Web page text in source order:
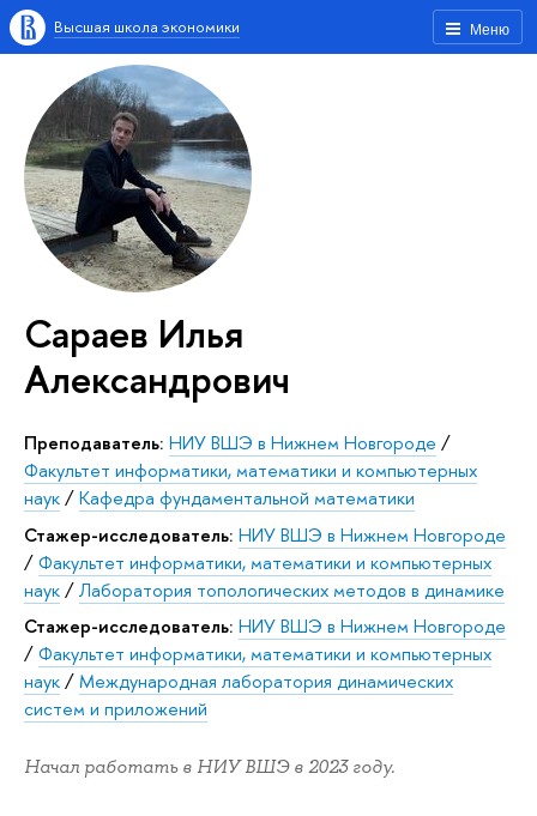
Меню
Высшая школа экономики
Сараев Илья
Александрович
Преподаватель: НИУ ВШЭ в Нижнем Новгороде /
Факультет информатики, математики и компьютерных
наук/Кафедра фундаментальной математики
Стажер-исследователь: НИУ ВШЭ в Нижнем Новгороде
/Факультет информатики, математики и компьютерных
наук/Лаборатория топологических методов в динамике
Стажер-исследователь: НИУ ВШЭ в Нижнем Новгороде
/Факультет информатики, математики и компьютерных
наук/Международная лаборатория динамических
систем и приложений
Начал работать в НИУ ВШЭ в 2023 году.